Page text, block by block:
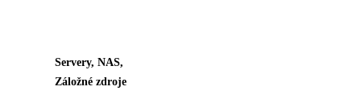
Servery, NAS,
Záložné zdroje